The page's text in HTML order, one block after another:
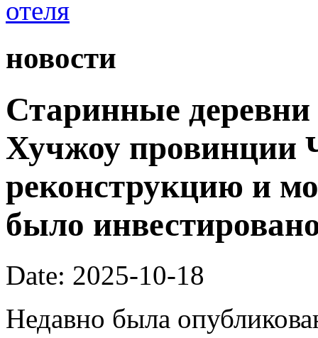
новости
Старинные деревни
Хучжоу провинции
реконструкцию и
было
Date: 2025-10-18
Недавно была